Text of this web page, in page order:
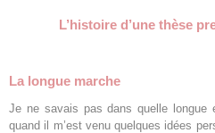
L’histoire d’une thèse
La longue marche
Je ne savais pas dans quelle longue
quand il m’est venu quelques idées